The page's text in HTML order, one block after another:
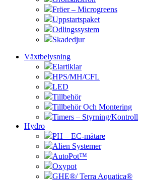
Fröer – Microgreens
Uppstartspaket
Odlingssystem
Skadedjur
Växtbelysning
Elartiklar
HPS/MH/CFL
LED
Tillbehör
Tillbehör Och Montering
Timers – Styrning/Kontroll
Hydro
PH – EC-mätare
Alien Systemer
AutoPot™
Oxypot
GHE®/ Terra Aquatica®